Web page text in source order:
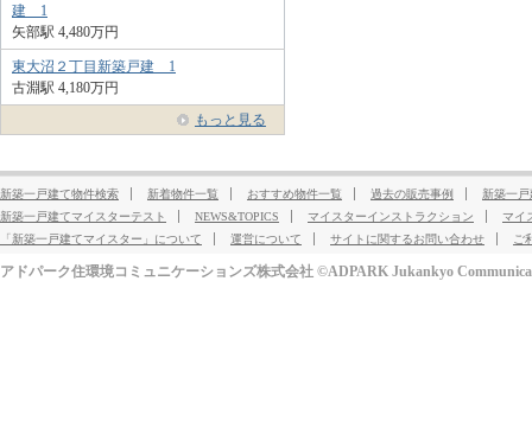
建 1
矢部駅 4,480万円
東大沼２丁目新築戸建 1
古淵駅 4,180万円
もっと見る
新築一戸建て物件検索 新着物件一覧 おすすめ物件一覧 過去の販売事例
新築一
新築一戸建てマイスターテスト
NEWS&TOPICS マイスターインストラクション
マイ
「新築一戸建てマイスター」について
運営について サイトに関するお問い合わせ ご
アドパーク住環境コミュニケーションズ株式会社 ©ADPARK Jukankyo